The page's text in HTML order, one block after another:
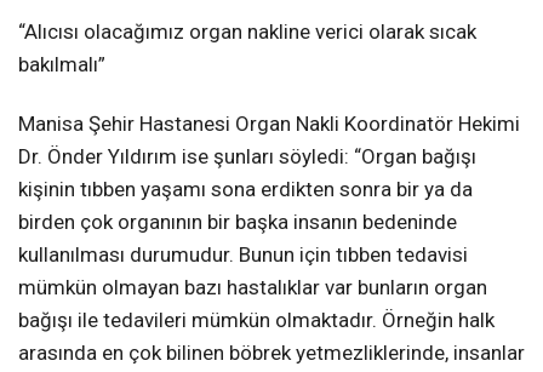
“Alıcısı olacağımız organ nakline verici olarak sıcak
bakılmalı”
Manisa Şehir Hastanesi Organ Nakli Koordinatör Hekimi
Dr. Önder Yıldırım ise şunları söyledi: “Organ bağışı
kişinin tıbben yaşamı sona erdikten sonra bir ya da
birden çok organının bir başka insanın bedeninde
kullanılması durumudur. Bunun için tıbben tedavisi
mümkün olmayan bazı hastalıklar var bunların organ
bağışı ile tedavileri mümkün olmaktadır. Örneğin halk
arasında en çok bilinen böbrek yetmezliklerinde, insanlar